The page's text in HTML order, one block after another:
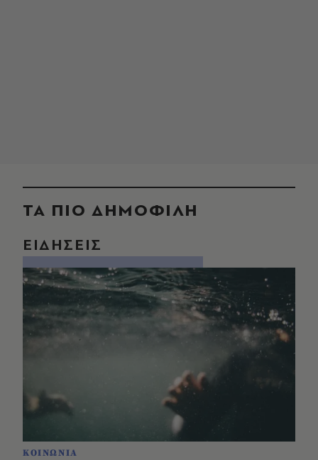
ΤΑ ΠΙΟ ΔΗΜΟΦΙΛΗ
ΕΙΔΗΣΕΙΣ
ΚΟΙΝΩΝΙΑ